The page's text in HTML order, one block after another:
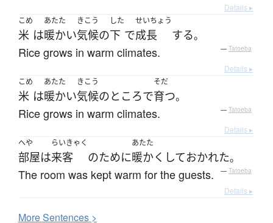
Details ▸
こめ
米 は
あたた
暖かい
きこう
気候の
した
下 で
せいちょう
成長 する。
Rice grows in warm climates. — Tatoeba
Details ▸
こめ
米 は
あたた
暖かい
きこう
気候のところで
そだ
育つ。
Rice grows in warm climates. — Tatoeba
Details ▸
へや
部屋は
らいきゃく
来客 のために
あたた
暖かく しておかれた。
The room was kept warm for the guests. — Tatoeba
Details ▸
MoreSentences >